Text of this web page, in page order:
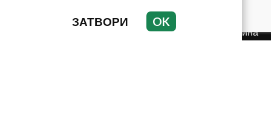
ЗАТВОРИ OK
Използването и публикуването на част или цялото
съдържание на Crimes.BG без разрешение на Медийна